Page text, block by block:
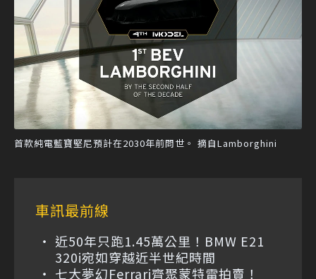
首款純電藍寶堅尼預計在2030年前問世。 摘自Lamborghini
車訊最前線
近50年只跑1.45萬公里！BMW E21
320i宛如穿越近半世紀時間
七大夢幻Ferrari齊聚蒙特雷拍賣！